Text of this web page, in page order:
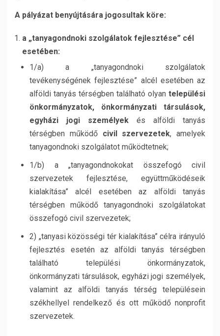
A pályázat benyújtására jogosultak köre:
a „tanyagondnoki szolgálatok fejlesztése” cél
esetében:
1/a) a „tanyagondnoki szolgálatok
tevékenységének fejlesztése” alcél esetében az
alföldi tanyás térségben található olyan települési
önkormányzatok, önkormányzati társulások,
egyházi jogi személyek és alföldi tanyás
térségben működő civil szervezetek, amelyek
tanyagondnoki szolgálatot működtetnek;
1/b) a „tanyagondnokokat összefogó civil
szervezetek fejlesztése, együttműködéseik
kialakítása” alcél esetében az alföldi tanyás
térségben működő tanyagondnoki szolgálatokat
összefogó civil szervezetek;
2) „tanyasi közösségi tér kialakítása” célra irányuló
fejlesztés esetén az alföldi tanyás térségben
található települési önkormányzatok,
önkormányzati társulások, egyházi jogi személyek,
valamint az alföldi tanyás térség településein
székhellyel rendelkező és ott működő nonprofit
szervezetek.